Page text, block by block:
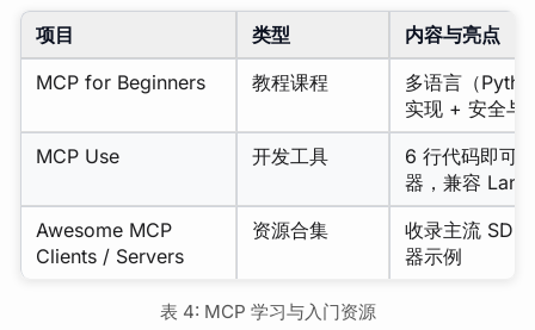
项目 类型
内容与亮点
MCP for Beginners
教程课程
多语言（
实现 + 安全与
MCP Use
开发工具
6 行代码即可
器，兼容
Awesome MCP
Clients / Servers
资源合集
收录主流 SDK
器示例
表 4: MCP 学习与入门资源